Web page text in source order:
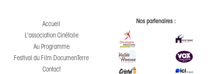
Accueil
L'association Cinétoile
Au Programme
Festival du Film DocumenTerre
Contact
Nos partenaires :